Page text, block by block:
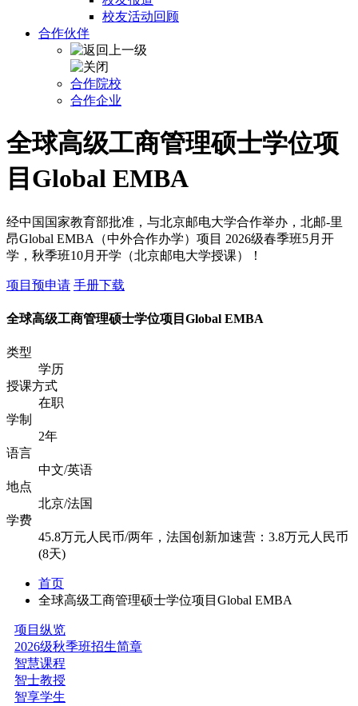
校友活动回顾
合作伙伴
合作院校
合作企业
全球高级工商管理硕士学位项
目Global EMBA
经中国国家教育部批准，与北京邮电大学合作举办，北邮-里
昂Global EMBA（中外合作办学）项目 2026级春季班5月开
学，秋季班10月开学（北京邮电大学授课）！
项目预申请 手册下载
全球高级工商管理硕士学位项目Global EMBA
类型
学历
授课方式
在职
学制
2年
语言
中文/英语
地点
北京/法国
学费
45.8万元人民币/两年，法国创新加速营：3.8万元人民币
(8天)
首页
全球高级工商管理硕士学位项目Global EMBA
项目纵览
2026级秋季班招生简章
智慧课程
智士教授
智享学生